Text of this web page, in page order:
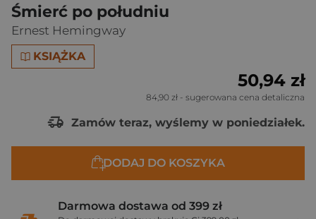
Śmierć po południu
Ernest Hemingway
KSIĄŻKA
50,94 zł
84,90 zł - sugerowana cena detaliczna
Zamów teraz, wyślemy w poniedziałek.
DODAJ DO KOSZYKA
Darmowa dostawa od 399 zł